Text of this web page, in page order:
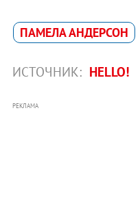
ПАМЕЛА АНДЕРСОН
ИСТОЧНИК: HELLO!
РЕКЛАМА